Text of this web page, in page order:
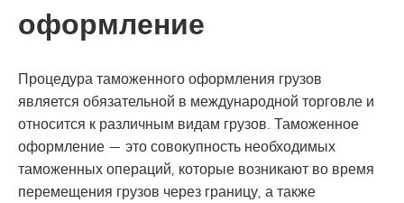
оформление
Процедура таможенного оформления грузов
является обязательной в международной торговле и
относится к различным видам грузов. Таможенное
оформление — это совокупность необходимых
таможенных операций, которые возникают во время
перемещения грузов через границу, а также